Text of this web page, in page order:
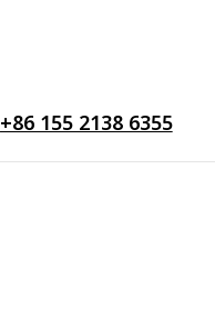
+86 155 2138 6355